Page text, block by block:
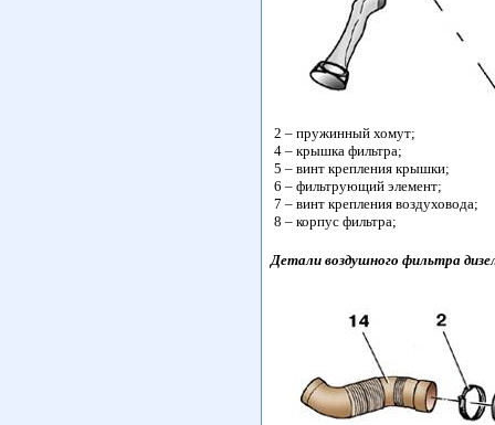
2 – пружинный хомут;
4 – крышка фильтра;
5 – винт крепления крышки;
6 – фильтрующий элемент;
7 – винт крепления воздуховода;
8 – корпус фильтра;
Детали воздушного фильтра